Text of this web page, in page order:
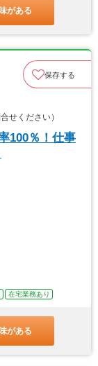
がある
保存する
せください）
100％！仕事
在宅業務あり
がある